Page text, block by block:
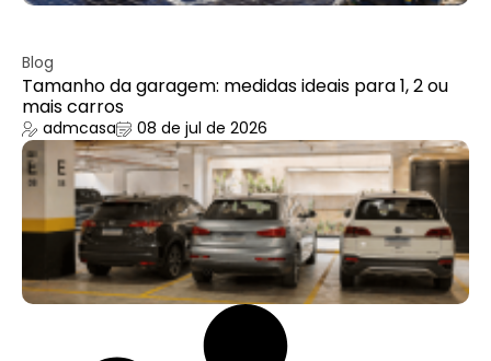
Blog
Tamanho da garagem: medidas ideais para 1, 2 ou
mais carros
admcasa 08 de jul de 2026